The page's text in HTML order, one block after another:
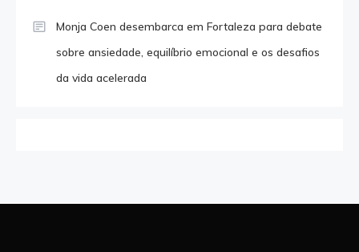
Monja Coen desembarca em Fortaleza para debate
sobre ansiedade, equilíbrio emocional e os desafios
da vida acelerada